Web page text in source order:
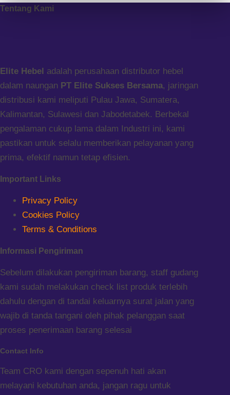
Tentang Kami
Elite Hebel adalah perusahaan distributor hebel
dalam naungan PT Elite Sukses Bersama, jaringan
distribusi kami meliputi Pulau Jawa, Sumatera,
Kalimantan, Sulawesi dan Jabodetabek. Berbekal
pengalaman cukup lama dalam Industri ini, kami
pastikan untuk selalu memberikan pelayanan yang
prima, efektif namun tetap efisien.
Important Links
Privacy Policy
Cookies Policy
Terms & Conditions
Informasi Pengiriman
Sebelum dilakukan pengiriman barang, staff gudang
kami sudah melakukan check list produk terlebih
dahulu dengan di tandai keluarnya surat jalan yang
wajib di tanda tangani oleh pihak pelanggan saat
proses penerimaan barang selesai
Contact Info
Team CRO kami dengan sepenuh hati akan
melayani kebutuhan anda, jangan ragu untuk